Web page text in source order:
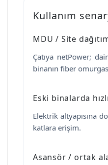
Kullanım
MDU / Site
Çatıya netPower;
binanın fiber
Eski binalarda
Elektrik altyapısına
katlara erişim.
Asansör / ortak